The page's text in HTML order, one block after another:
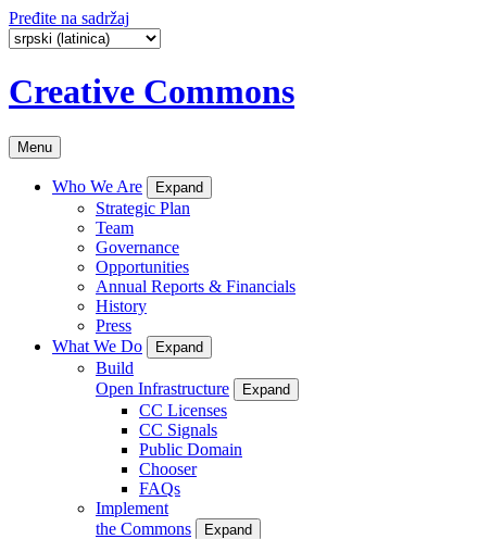
Pređite na sadržaj
Creative Commons
Menu
Who We Are Expand
Strategic Plan
Team
Governance
Opportunities
Annual Reports & Financials
History
Press
What We Do
Expand
Build
Open Infrastructure
Expand
CC Licenses
CC Signals
Public Domain
Chooser
FAQs
Implement
the Commons
Expand